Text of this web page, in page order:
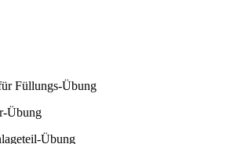
Füllungs-Übung
Übung
Übung